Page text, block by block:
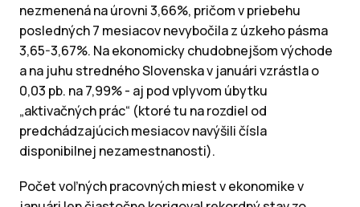
nezmenená na úrovni 3,66%, pričom v priebehu
posledných 7 mesiacov nevybočila z úzkeho pásma
3,65-3,67%. Na ekonomicky chudobnejšom východe
a na juhu stredného Slovenska v januári vzrástla o
0,03 pb. na 7,99% - aj pod vplyvom úbytku
„aktivačných prác“ (ktoré tu na rozdiel od
predchádzajúcich mesiacov navýšili čísla
disponibilnej nezamestnanosti).
Počet voľných pracovných miest v ekonomike v